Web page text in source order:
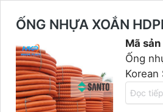
ỐNG NHỰA XOẮN
Mã
Ống
Đọc tiếp